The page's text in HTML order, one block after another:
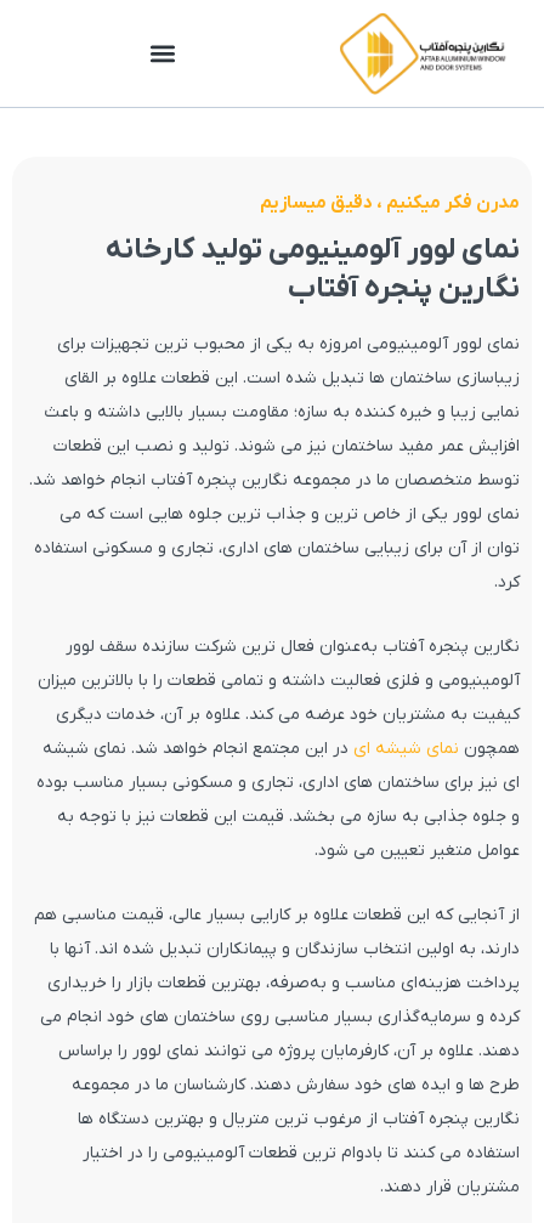
مدرن فکر میکنیم ، دقیق میسازیم
نمای لوور آلومینیومی تولید کارخانه
نگارین پنجره آفتاب
نمای لوور آلومینیومی امروزه به یکی از محبوب ترین تجهیزات برای
زیباسازی ساختمان ها تبدیل شده است. این قطعات علاوه بر القای
نمایی زیبا و خیره کننده به سازه؛ مقاومت بسیار بالایی داشته و باعث
افزایش عمر مفید ساختمان نیز می شوند. تولید و نصب این قطعات
توسط متخصصان ما در مجموعه نگارین پنجره آفتاب انجام خواهد شد.
نمای لوور یکی از خاص ‌ترین و جذاب‌ ترین جلوه هایی است که می
توان از آن برای زیبایی ساختمان های اداری، تجاری و مسکونی استفاده
کرد.
نگارین پنجره آفتاب به‌عنوان فعال ترین شرکت سازنده سقف لوور
آلومینیومی و فلزی فعالیت داشته و تمامی قطعات را با بالاترین میزان
کیفیت به مشتریان خود عرضه می کند. علاوه بر آن، خدمات دیگری
همچون نمای شیشه ای در این مجتمع انجام خواهد شد. نمای شیشه
ای نیز برای ساختمان های اداری، تجاری و مسکونی بسیار مناسب بوده
و جلوه جذابی به سازه می بخشد. قیمت این قطعات نیز با توجه به
عوامل متغیر تعیین می شود.
از آنجایی که این قطعات علاوه بر کارایی بسیار عالی، قیمت مناسبی هم
دارند، به اولین انتخاب سازندگان و پیمانکاران تبدیل شده اند. آنها با
پرداخت هزینه‌ای مناسب و به‌صرفه، بهترین قطعات بازار را خریداری
کرده و سرمایه‌گذاری بسیار مناسبی روی ساختمان های خود انجام می
دهند. علاوه بر آن، کارفرمایان پروژه می توانند نمای لوور را براساس
طرح ها و ایده های خود سفارش دهند. کارشناسان ما در مجموعه
نگارین پنجره آفتاب از مرغوب ترین متریال و بهترین دستگاه ها
استفاده می کنند تا بادوام ترین قطعات آلومینیومی را در اختیار
مشتریان قرار دهند.